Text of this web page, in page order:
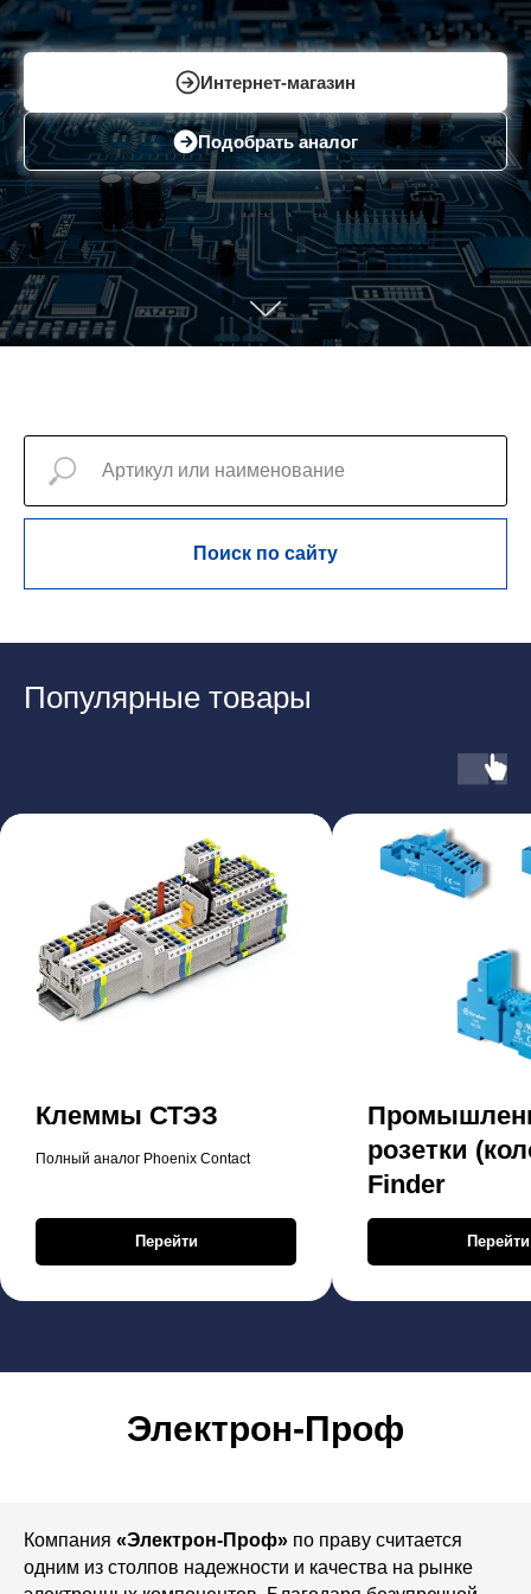
Интернет-магазин
Подобрать аналог
Поиск по сайту
Популярные товары
Клеммы СТЭЗ
Полный аналог Phoenix Contact
Перейти
розетки
Finder
Перейти
Электрон-Проф
Компания «Электрон-Проф» по праву считается
одним из столпов надежности и качества на рынке